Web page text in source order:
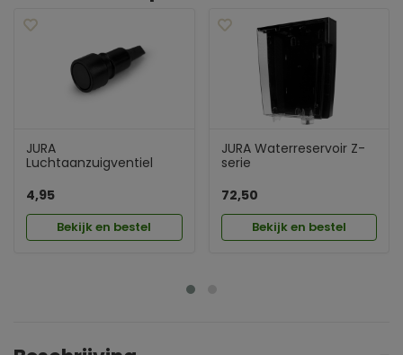
JURA
Luchtaanzuigventiel
4,95
Bekijk en bestel
JURA Waterreservoir Z-
serie
72,50
Bekijk en bestel